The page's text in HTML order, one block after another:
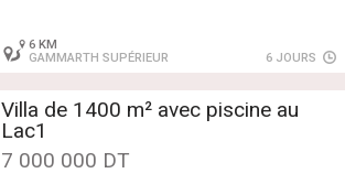
6 KM
GAMMARTH SUPÉRIEUR
6 JOURS
Villa de 1400 m² avec piscine au
Lac1
7 000 000 DT